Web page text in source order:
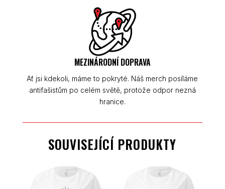
MEZINÁRODNÍ DOPRAVA
Ať jsi kdekoli, máme to pokryté. Náš merch posíláme
antifašistům po celém světě, protože odpor nezná
hranice.
SOUVISEJÍCÍ PRODUKTY